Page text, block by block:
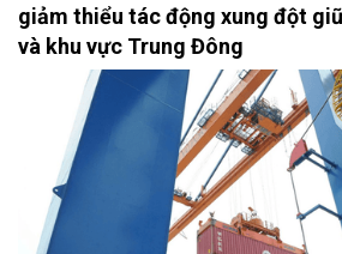
giảm thiểu tác động xung đột
và khu vực Trung Đông